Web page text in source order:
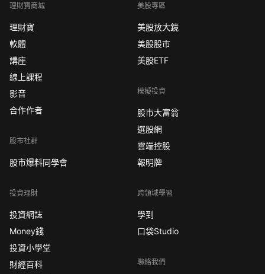
理財寶商城
理財寶
軟體
講座
線上課程
影音
合作作者
股市社群
股市爆料同學會
投資理財
投資網誌
Money錢
投資小學堂
財經百科
美股專區
美股放大鏡
美股股市
美股ETF
模擬投資
股市大富翁
選股網
雲端控股
報明牌
跨領域學習
學到
口袋Studio
聯絡我們